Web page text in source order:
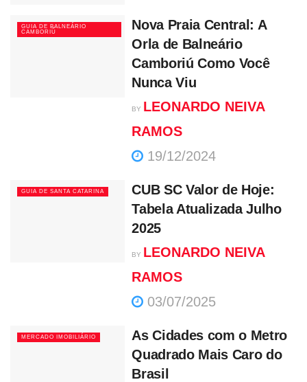
GUIA DE BALNEÁRIO
CAMBORIÚ
Nova Praia Central: A
Orla de Balneário
Camboriú Como Você
Nunca Viu
BY LEONARDO NEIVA
RAMOS
19/12/2024
GUIA DE SANTA CATARINA
CUB SC Valor de Hoje:
Tabela Atualizada Julho
2025
BY LEONARDO NEIVA
RAMOS
03/07/2025
MERCADO IMOBILIÁRIO
As Cidades com o Metro
Quadrado Mais Caro do
Brasil